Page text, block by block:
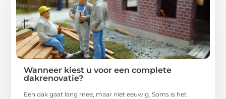
Wanneer kiest u voor een complete
dakrenovatie?
Een dak gaat lang mee, maar niet eeuwig. Soms is het